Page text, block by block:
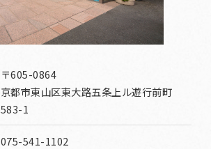
〒605-0864
京都市東山区東大路五条上ル遊行前町
583-1
075-541-1102